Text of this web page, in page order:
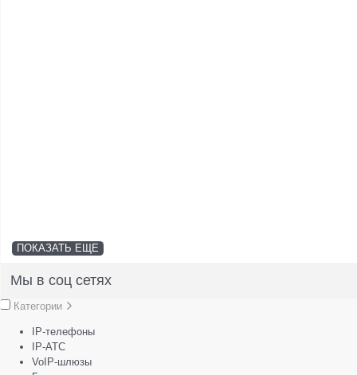
ПОКАЗАТЬ ЕЩЕ
Мы в соц сетях
Категории
IP-телефоны
IP-АТС
VoIP-шлюзы